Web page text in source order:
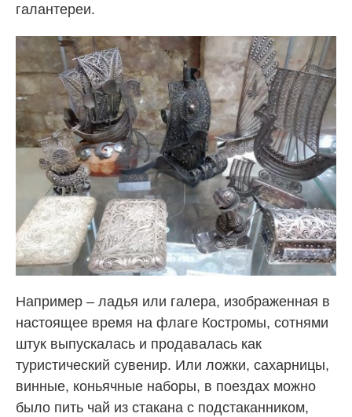
галантереи.
Например – ладья или галера, изображенная в
настоящее время на флаге Костромы, сотнями
штук выпускалась и продавалась как
туристический сувенир. Или ложки, сахарницы,
винные, коньячные наборы, в поездах можно
было пить чай из стакана с подстаканником,